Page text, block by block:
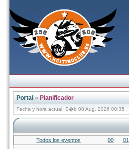
Portal » Planificador
Fecha y hora actual: S�b 08 Aug, 2026 00:35
Todos los eventos 00 01